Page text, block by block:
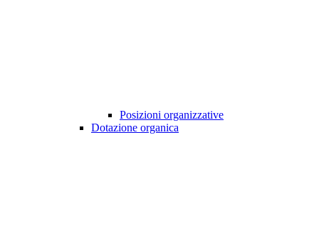
Posizioni organizzative
Dotazione organica